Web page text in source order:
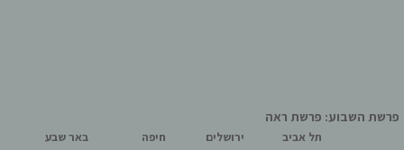
פרשת השבוע: פרשת ראה
תל אביב
ירושלים
חיפה
באר שבע